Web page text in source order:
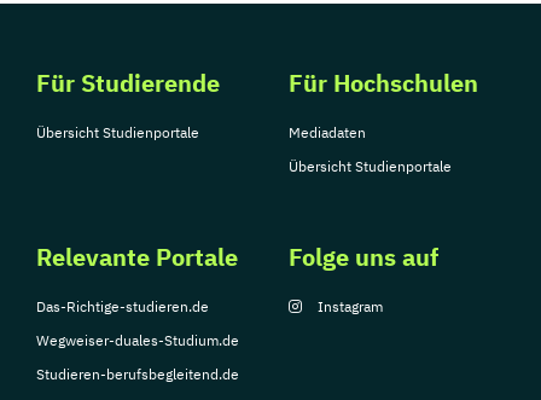
Für Studierende
Übersicht Studienportale
Für Hochschulen
Mediadaten
Übersicht Studienportale
Relevante Portale
Das-Richtige-studieren.de
Wegweiser-duales-Studium.de
Studieren-berufsbegleitend.de
Folge uns auf
Instagram